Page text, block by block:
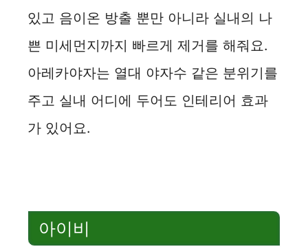
있고 음이온 방출 뿐만 아니라 실내의 나
쁜 미세먼지까지 빠르게 제거를 해줘요.
아레카야자는 열대 야자수 같은 분위기를
주고 실내 어디에 두어도 인테리어 효과
가 있어요.
아이비